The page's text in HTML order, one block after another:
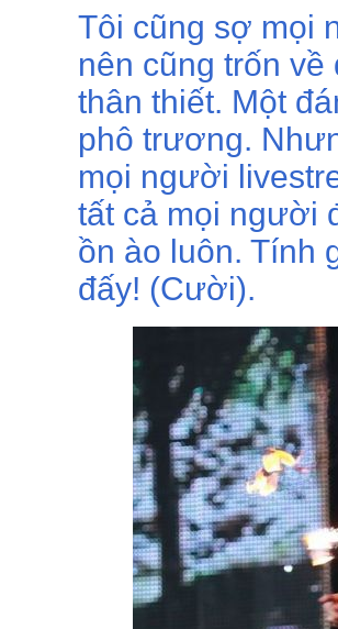
Tôi cũng sợ mọi
nên cũng trốn
thân thiết. Một
phô trương.
mọi người
tất cả mọi người
ồn ào luôn. Tính
đấy! (Cười).